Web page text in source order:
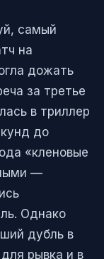
самый
на
дожать
за третье
в триллер
до
«кленовые
—
Однако
дубль в
рывка и в